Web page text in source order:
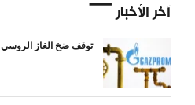
آخر الأخبار
توقف ضخ الغاز الروسي